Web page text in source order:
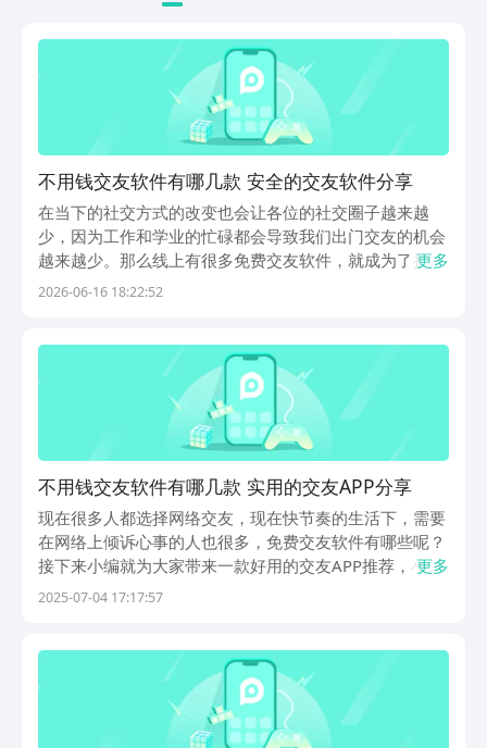
不用钱交友软件有哪几款 安全的交友软件分享
在当下的社交方式的改变也会让各位的社交圈子越来越
少，因为工作和学业的忙碌都会导致我们出门交友的机会
越来越少。那么线上有很多免费交友软件，就成为了扩展
社交圈子的一种方式。为了帮助大家可以更好的去选择适
商...
更多
2026-06-16 18:22:52
不用钱交友软件有哪几款 实用的交友APP分享
现在很多人都选择网络交友，现在快节奏的生活下，需要
在网络上倾诉心事的人也很多，免费交友软件有哪些呢？
接下来小编就为大家带来一款好用的交友APP推荐，小编
接下来推荐的软件都是很多用户使用后获得一致好评的，
更多
2025-07-04 17:17:57